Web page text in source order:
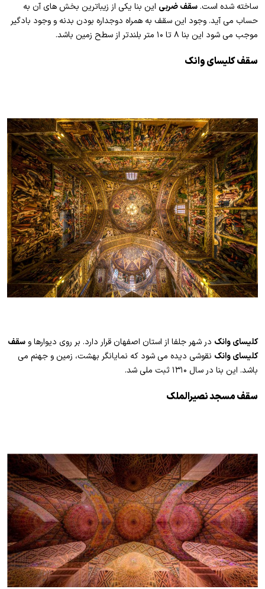
ساخته شده است.سقف ضربی این بنا یکی از زیباترین بخش های آن به
حساب می آید. وجود این سقف به همراه دوجداره بودن بدنه و وجود بادگیر
موجب می شود این بنا ۸ تا ۱۰ متر بلندتر از سطح زمین باشد.
سقف کلیسای وانک
کلیسای وانک در شهر جلفا از استان اصفهان قرار دارد. بر روی دیوارها وسقف
کلیسای وانک نقوشی دیده می شود که نمایانگر بهشت، زمین و جهنم می
باشد. این بنا در سال ۱۳۱۰ ثبت ملی شد.
سقف مسجد نصیرالملک